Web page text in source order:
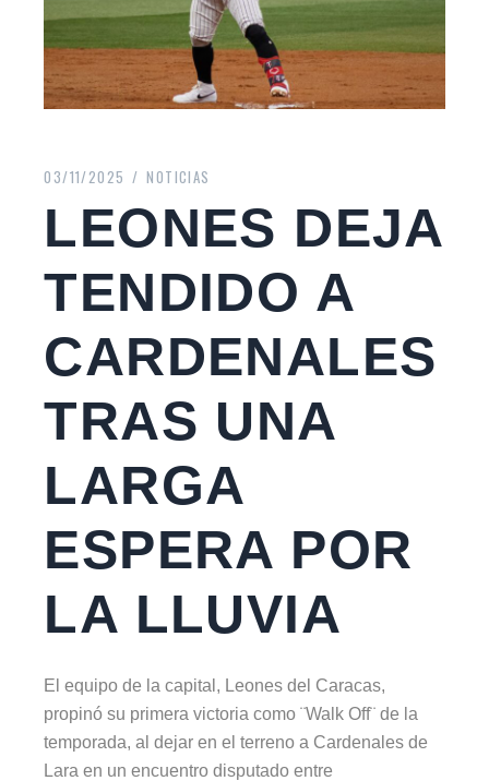
03/11/2025 NOTICIAS
LEONES DEJA
TENDIDO A
CARDENALES
TRAS UNA
LARGA
ESPERA POR
LA LLUVIA
El equipo de la capital, Leones del Caracas,
propinó su primera victoria como ¨Walk Off¨ de la
temporada, al dejar en el terreno a Cardenales de
Lara en un encuentro disputado entre